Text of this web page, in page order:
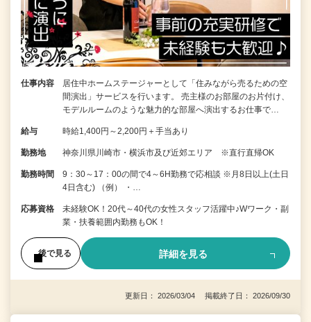
仕事内容
居住中ホームステージャーとして「住みながら売るための空
間演出」サービスを行います。 売主様のお部屋のお片付け、
モデルルームのような魅力的な部屋へ演出するお仕事で…
給与 時給1,400円～2,200円＋手当あり
勤務地 神奈川県川崎市・横浜市及び近郊エリア ※直行直帰OK
勤務時間
9：30～17：00の間で4～6H勤務で応相談 ※月8日以上(土日
4日含む) （例） ・…
応募資格
未経験OK！20代～40代の女性スタッフ活躍中♪Wワーク・副
業・扶養範囲内勤務もOK！
後で見る 詳細を見る
更新日： 2026/03/04 掲載終了日： 2026/09/30